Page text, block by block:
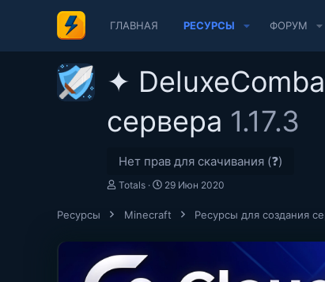
ГЛАВНАЯ РЕСУРСЫ ФОРУМ
✦
сервера 1.17.3
Нет прав для скачивания (❓)
А
Totals
Д
т
а
29 Июн 2020
Ресурсы Minecraft Ресурсы для создания